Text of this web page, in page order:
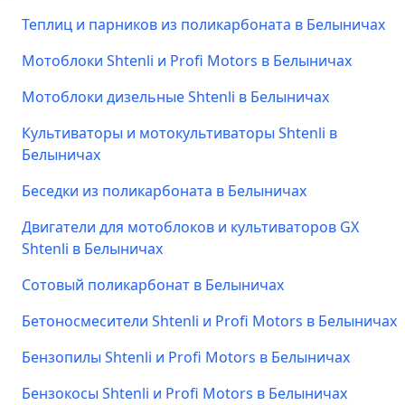
Теплиц и парников из поликарбоната в Белыничах
Мотоблоки Shtenli и Profi Motors в Белыничах
Мотоблоки дизельные Shtenli в Белыничах
Культиваторы и мотокультиваторы Shtenli в
Белыничах
Беседки из поликарбоната в Белыничах
Двигатели для мотоблоков и культиваторов GX
Shtenli в Белыничах
Сотовый поликарбонат в Белыничах
Бетоносмесители Shtenli и Profi Motors в Белыничах
Бензопилы Shtenli и Profi Motors в Белыничах
Бензокосы Shtenli и Profi Motors в Белыничах